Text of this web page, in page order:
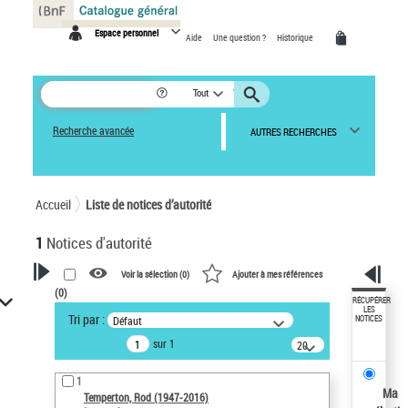
Espace personnel Aide Une question ? Historique
Tout
Recherche avancée AUTRES RECHERCHES
Accueil Liste de notices d’autorité
1 Notices d'autorité
VOTRE RECHERCHE
Recherche avancée dans les
notices d’autorité
Œuvres liées à l'auteur :
Temperton, Rod (1947-2016)
Voir la sélection (0) Ajouter à mes références
(0)
Tri par : Défaut
sur 1
20
résultats/page
1
Temperton, Rod (1947-2016)
RÉCUPÉRER
LES
NOTICES
Ma
Panneau de gestion des cookies